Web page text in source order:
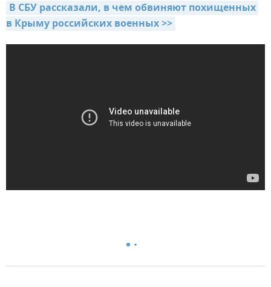
В СБУ рассказали, в чем обвиняют похищенных
в Крыму российских военных >>